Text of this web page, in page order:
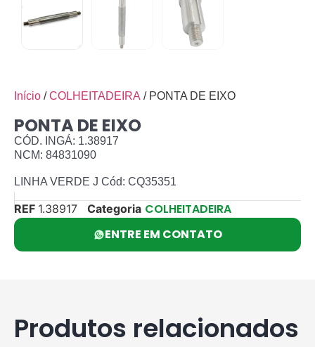
Início /COLHEITADEIRA / PONTA DE EIXO
PONTA DE EIXO
CÓD. INGÁ: 1.38917
NCM: 84831090
LINHA VERDE J Cód: CQ35351
REF 1.38917 Categoria COLHEITADEIRA
ENTRE EM CONTATO
Produtos relacionados